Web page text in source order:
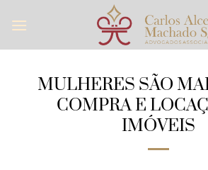
MULHERES SÃO
COMPRA E
IMÓVEIS